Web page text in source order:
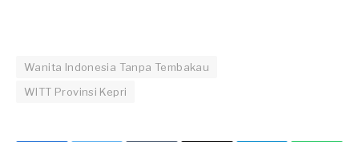
Wanita Indonesia Tanpa Tembakau
WITT Provinsi Kepri